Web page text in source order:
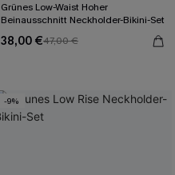
Grünes Low-Waist Hoher
Beinausschnitt Neckholder-Bikini-Set
38,00 €47,00 €
-9%